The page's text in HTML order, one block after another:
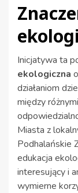
Inicjatywa ta
ekologiczna
działaniom
między
Miasta z
Podhalańskie
edukacja
interesujący i
wymierne